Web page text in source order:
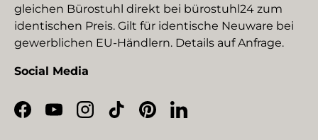
gleichen Bürostuhl direkt bei bürostuhl24 zum
identischen Preis. Gilt für identische Neuware bei
gewerblichen EU-Händlern. Details auf Anfrage.
Social Media
Facebook
YouTubeInstagram
TikTokPinterestLinkedIn